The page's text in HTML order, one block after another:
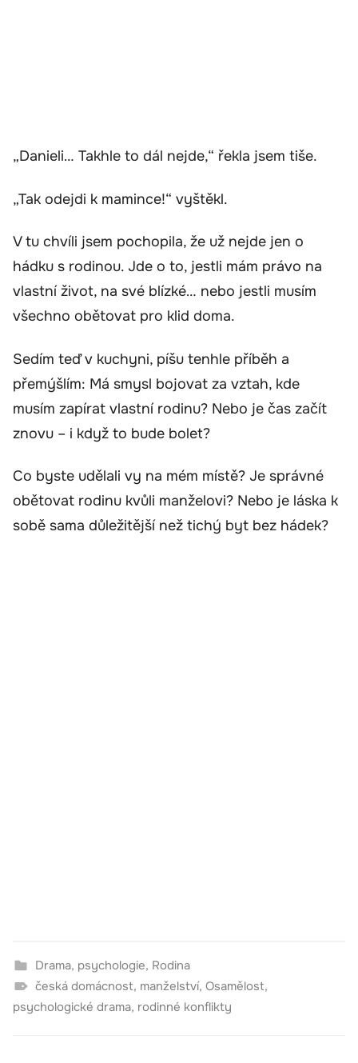
„Danieli… Takhle to dál nejde,“ řekla jsem tiše.
„Tak odejdi k mamince!“ vyštěkl.
V tu chvíli jsem pochopila, že už nejde jen o
hádku s rodinou. Jde o to, jestli mám právo na
vlastní život, na své blízké… nebo jestli musím
všechno obětovat pro klid doma.
Sedím teď v kuchyni, píšu tenhle příběh a
přemýšlím: Má smysl bojovat za vztah, kde
musím zapírat vlastní rodinu? Nebo je čas začít
znovu – i když to bude bolet?
Co byste udělali vy na mém místě? Je správné
obětovat rodinu kvůli manželovi? Nebo je láska k
sobě sama důležitější než tichý byt bez hádek?
Drama, psychologie, Rodina
česká domácnost, manželství, Osamělost,
psychologické drama, rodinné konflikty